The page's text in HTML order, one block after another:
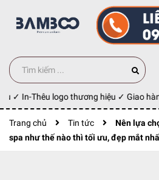
✓ In-Thêu logo thương hiệu ✓ Giao
Trang chủ Tin tức
Nên lựa
spa như thế nào thì tối ưu, đẹp mắt